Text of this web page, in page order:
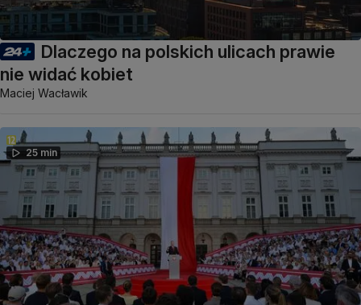
Dlaczego na polskich ulicach prawie
nie widać kobiet
Maciej Wacławik
25 min